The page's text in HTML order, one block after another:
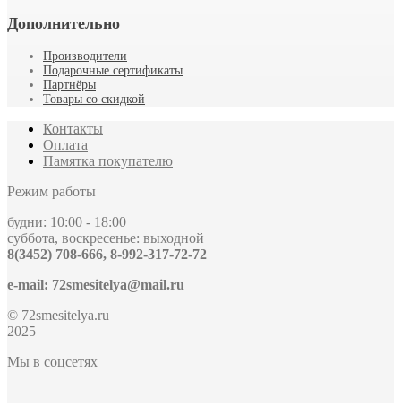
Дополнительно
Производители
Подарочные сертификаты
Партнёры
Товары со скидкой
Контакты
Оплата
Памятка покупателю
Режим работы
будни: 10:00 - 18:00
суббота, воскресенье: выходной
8(3452) 708-666, 8-992-317-72-72
e-mail: 72smesitelya@mail.ru
© 72smesitelya.ru
2025
Мы в соцсетях